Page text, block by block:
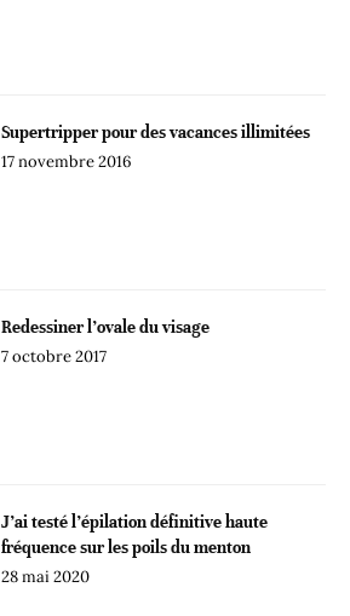
Supertripper pour des vacances illimitées
17 novembre 2016
Redessiner l’ovale du visage
7 octobre 2017
J’ai testé l’épilation définitive haute
fréquence sur les poils du menton
28 mai 2020